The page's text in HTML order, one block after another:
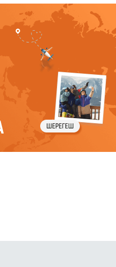
от друга. Гости размещаются
номера оснащены удобствами
небом, обустроенная площадка
парковка.